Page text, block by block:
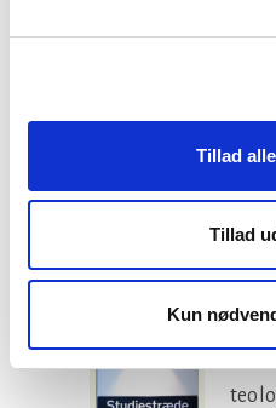
Tillad
Tillad
Kun
Seneste nyheder
06